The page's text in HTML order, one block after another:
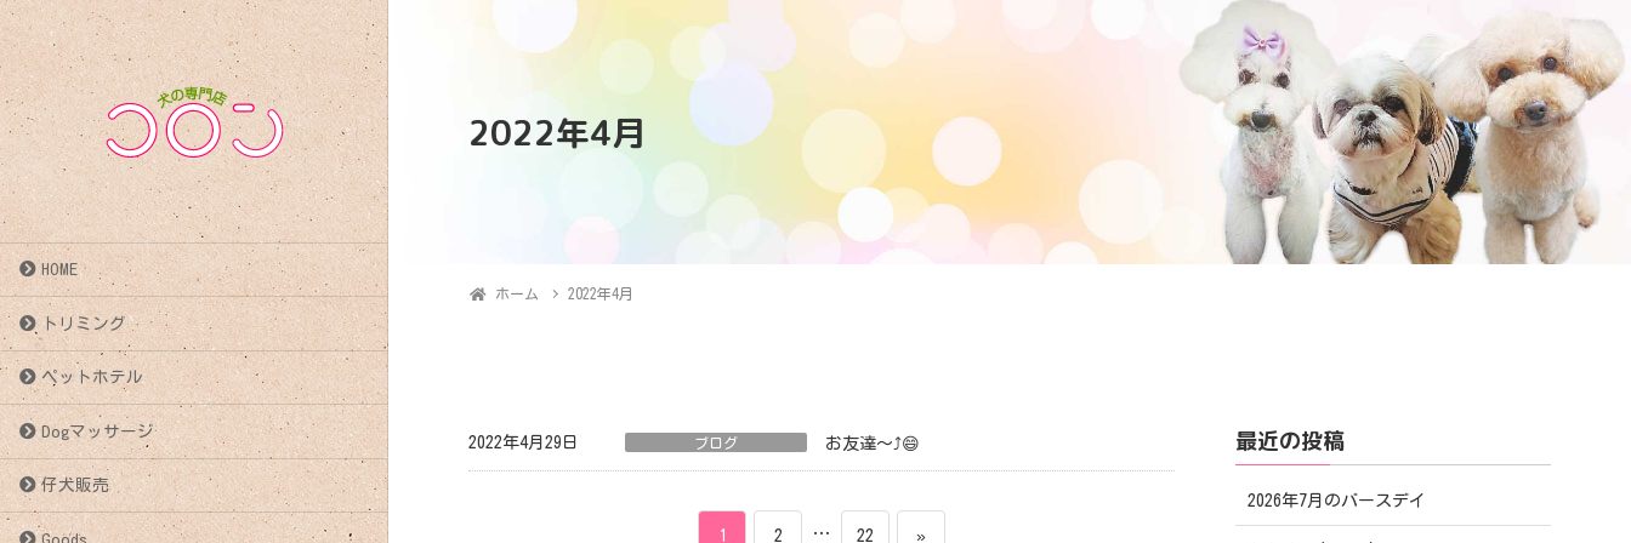
HOME
トリミング
ペットホテル
Dogマッサージ
仔犬販売
Goods
2022年4月
ホーム 2022年4月
2022年4月29日 ブログ お友達～⤴️😄
ペ
1 ペ
2 … ペ
22 »
最近の投稿
2026年7月のバースデイ